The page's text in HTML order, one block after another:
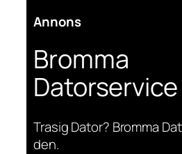
Annons
Bromma
Datorservice
Trasig Dator? Bromma
den.